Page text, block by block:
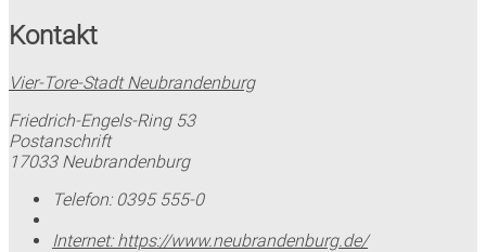
Kontakt
Vier-Tore-Stadt Neubrandenburg
Friedrich-Engels-Ring 53
Postanschrift
17033 Neubrandenburg
Telefon: 0395 555-0
Internet: https://www.neubrandenburg.de/